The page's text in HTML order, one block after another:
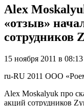
Alex
«отзыв»
сотрудников
15 ноября 2011 в 08:13
ru-RU 2011 ООО
Alex Moskalyuk про
акций сотрудников